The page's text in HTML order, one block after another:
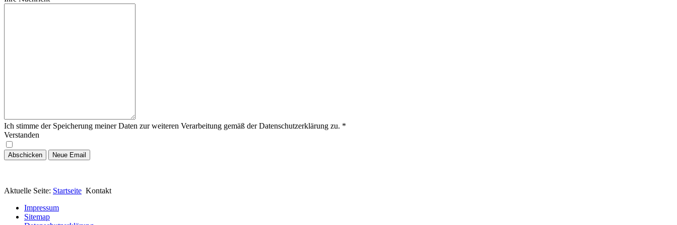
Ich stimme der Speicherung meiner Daten zur weiteren Verarbeitung gemäß der Datenschutzerklärung zu. *
Verstanden
Aktuelle Seite: Startseite Kontakt
Impressum
Sitemap